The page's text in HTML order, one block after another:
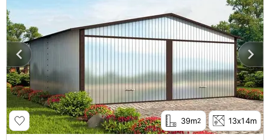
39m2 13x14m